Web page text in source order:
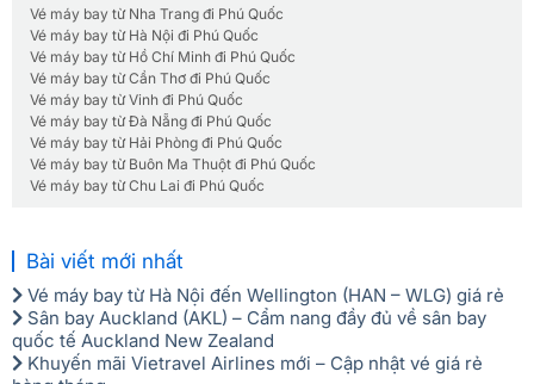
Vé máy bay từ Nha Trang đi Phú Quốc
Vé máy bay từ Hà Nội đi Phú Quốc
Vé máy bay từ Hồ Chí Minh đi Phú Quốc
Vé máy bay từ Cần Thơ đi Phú Quốc
Vé máy bay từ Vinh đi Phú Quốc
Vé máy bay từ Đà Nẵng đi Phú Quốc
Vé máy bay từ Hải Phòng đi Phú Quốc
Vé máy bay từ Buôn Ma Thuột đi Phú Quốc
Vé máy bay từ Chu Lai đi Phú Quốc
Bài viết mới nhất
Vé máy bay từ Hà Nội đến Wellington (HAN – WLG) giá rẻ
Sân bay Auckland (AKL) – Cẩm nang đầy đủ về sân bay
quốc tế Auckland New Zealand
Khuyến mãi Vietravel Airlines mới – Cập nhật vé giá rẻ